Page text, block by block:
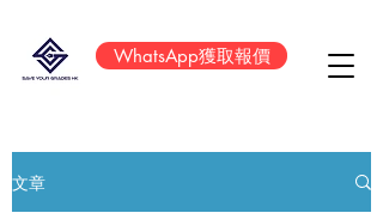
WhatsApp獲取報價
文章